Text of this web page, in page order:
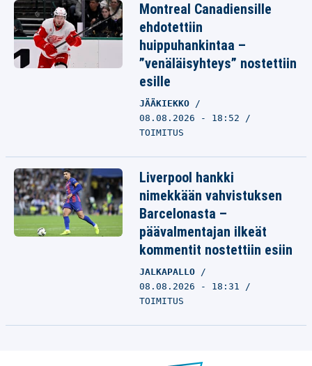
Montreal Canadiensille
ehdotettiin
huippuhankintaa –
”venäläisyhteys” nostettiin
esille
JÄÄKIEKKO
08.08.2026 - 18:52
TOIMITUS
Liverpool hankki
nimekkään vahvistuksen
Barcelonasta –
päävalmentajan ilkeät
kommentit nostettiin esiin
JALKAPALLO
08.08.2026 - 18:31
TOIMITUS